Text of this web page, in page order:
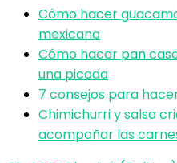
Cómo hacer
mexicana
Cómo hacer pan
una picada
7 consejos para
Chimichurri y salsa
acompañar las